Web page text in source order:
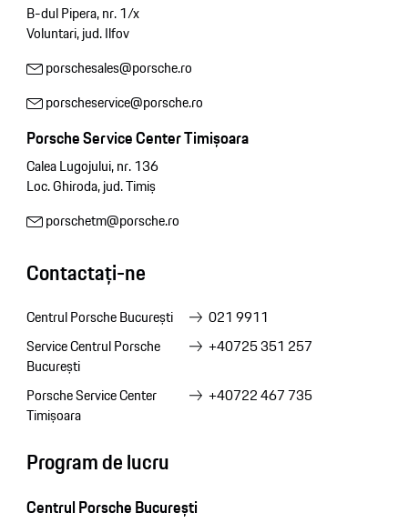
B-dul Pipera, nr. 1/x
Voluntari, jud. Ilfov
porschesales@porsche.ro
porscheservice@porsche.ro
Porsche Service Center Timișoara
Calea Lugojului, nr. 136
Loc. Ghiroda, jud. Timiș
porschetm@porsche.ro
Contactați-ne
Centrul Porsche București
021 9911
Service Centrul Porsche
București
+40725 351 257
Porsche Service Center
Timișoara
+40722 467 735
Program de lucru
Centrul Porsche București